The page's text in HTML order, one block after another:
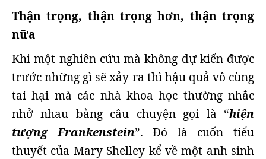
Thận trọng, thận trọng hơn, thận trọng
nữa
Khi một nghiên cứu mà không dự kiến được
trước những gì sẽ xảy ra thì hậu quả vô cùng
tai hại mà các nhà khoa học thường nhắc
nhở nhau bằng câu chuyện gọi là “hiện
tượng Frankenstein”. Đó là cuốn tiểu
thuyết của Mary Shelley kể về một anh sinh